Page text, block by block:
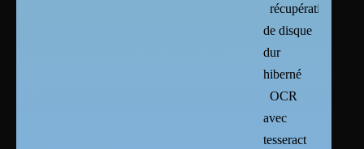
récupération
de disque
dur
hiberné
OCR
avec
tesseract